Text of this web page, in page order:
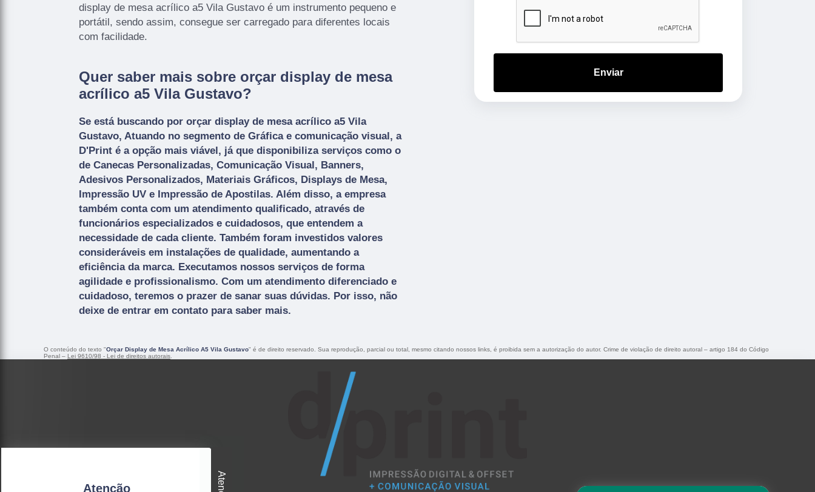
display de mesa acrílico a5 Vila Gustavo é um instrumento pequeno e
portátil, sendo assim, consegue ser carregado para diferentes locais
com facilidade.
Quer saber mais sobre orçar display de mesa
acrílico a5 Vila Gustavo?
Se está buscando por orçar display de mesa acrílico a5 Vila
Gustavo, Atuando no segmento de Gráfica e comunicação visual, a
D'Print é a opção mais viável, já que disponibiliza serviços como o
de Canecas Personalizadas, Comunicação Visual, Banners,
Adesivos Personalizados, Materiais Gráficos, Displays de Mesa,
Impressão UV e Impressão de Apostilas. Além disso, a empresa
também conta com um atendimento qualificado, através de
funcionários especializados e cuidadosos, que entendem a
necessidade de cada cliente. Também foram investidos valores
consideráveis em instalações de qualidade, aumentando a
eficiência da marca. Executamos nossos serviços de forma
agilidade e profissionalismo. Com um atendimento diferenciado e
cuidadoso, teremos o prazer de sanar suas dúvidas. Por isso, não
deixe de entrar em contato para saber mais.
Enviar
O conteúdo do texto "Orçar Display de Mesa Acrílico A5 Vila Gustavo" é de direito reservado. Sua reprodução, parcial ou total, mesmo citando nossos links, é proibida sem a autorização do autor. Crime de violação de direito autoral – artigo 184 do Código
Penal – Lei 9610/98 - Lei de direitos autorais
Atenção